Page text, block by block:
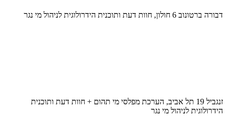
דבורה ברטונוב 6 חולון, חוות דעת ותוכנית הידרולוגית לניהול מי נגר
זנגביל 19 תל אביב, הערכת מפלסי מי תהום + חוות דעת ותוכנית
הידרולוגית לניהול מי נגר